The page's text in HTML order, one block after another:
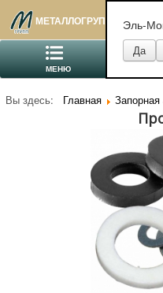
МЕТАЛЛОГРУПП
МЕНЮ
Вы здесь: Главная
Эль-